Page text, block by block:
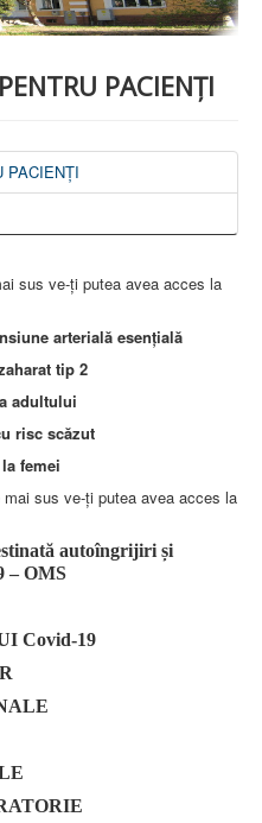
SPITAL
URGENȚE (CPU)
ŞI IMAGISTICĂ
(TBC)
GINECOLOGIE
TRAUMATOLOGIE
2026
2021
2017
IMPLEMENTAREA
2019
PACIENȚI
PACIENȚI
sus ve-ți putea avea acces la
arterială esențială
tip 2
adultului
risc scăzut
femei
sus ve-ți putea avea acces la
autoîngrijiri și
– OMS
Covid-19